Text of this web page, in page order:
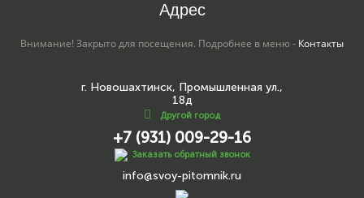
Адрес
Внимание! Закрыто для посещения. Подробнее в меню - Контакты
г. Новошахтинск, Промышленная ул.,
18д
Другой город
+7 (931) 009-29-16
Заказать обратный звонок
info@svoy-pitomnik.ru